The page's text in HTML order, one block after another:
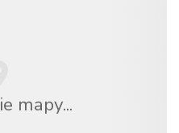
mapy...